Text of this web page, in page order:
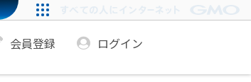
会員登録 ログイン